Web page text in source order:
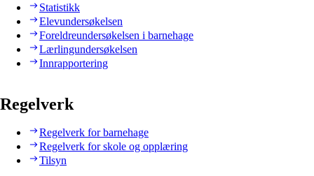
Statistikk
Elevundersøkelsen
Foreldreundersøkelsen i barnehage
Lærlingundersøkelsen
Innrapportering
Regelverk
Regelverk for barnehage
Regelverk for skole og opplæring
Tilsyn